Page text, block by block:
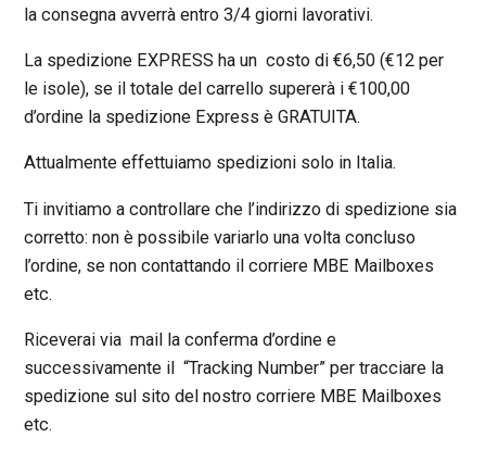
la consegna avverrà entro 3/4 giorni lavorativi.
La spedizione EXPRESS ha un costo di €6,50 (€12 per
le isole), se il totale del carrello supererà i €100,00
d’ordine la spedizione Express è GRATUITA.
Attualmente effettuiamo spedizioni solo in Italia.
Ti invitiamo a controllare che l’indirizzo di spedizione sia
corretto: non è possibile variarlo una volta concluso
l’ordine, se non contattando il corriere MBE Mailboxes
etc.
Riceverai via mail la conferma d’ordine e
successivamente il “Tracking Number” per tracciare la
spedizione sul sito del nostro corriere MBE Mailboxes
etc.